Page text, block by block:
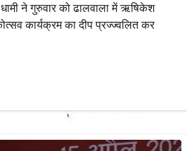
ने गुरुवार को ढालवाला में ऋषिकेश
कार्यक्रम का दीप प्रज्ज्वलित कर